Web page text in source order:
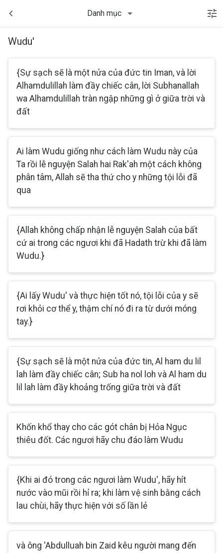
Danh mục
Wudu'
{Sự sạch sẽ là một nửa của đức tin Iman, và lời
Alhamdulillah làm đầy chiếc cân, lời Subhanallah
wa Alhamdulillah tràn ngập những gì ở giữa trời và
đất
Ai làm Wudu giống như cách làm Wudu này của
Ta rồi lễ nguyện Salah hai Rak'ah một cách không
phân tâm, Allah sẽ tha thứ cho y những tội lỗi đã
qua
{Allah không chấp nhận lễ nguyện Salah của bất
cứ ai trong các ngươi khi đã Hadath trừ khi đã làm
Wudu.}
{Ai lấy Wudu' và thực hiện tốt nó, tội lỗi của y sẽ
rơi khỏi cơ thể y, thậm chí nó đi ra từ dưới móng
tay.}
{Sự sạch sẽ là một nửa của đức tin, Al ham du lil
lah làm đầy chiếc cân; Sub ha nol loh và Al ham du
lil lah làm đầy khoảng trống giữa trời và đất
Khốn khổ thay cho các gót chân bị Hỏa Ngục
thiêu đốt. Các ngươi hãy chu đáo làm Wudu
{Khi ai đó trong các ngươi làm Wudu', hãy hít
nước vào mũi rồi hỉ ra; khi làm vệ sinh bằng cách
lau chùi, hãy thực hiện với số lần lẻ
và ông 'Abdulluah bin Zaid kêu người mang đến